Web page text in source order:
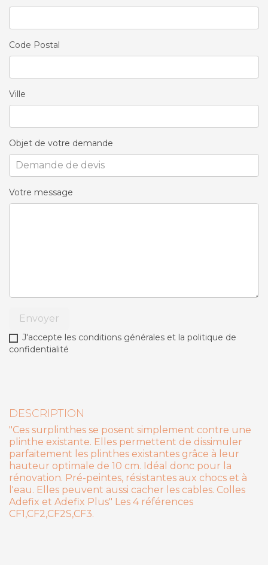
Code Postal
Ville
Objet de votre demande
Votre message
Envoyer
J'accepte les conditions générales et la politique de
confidentialité
DESCRIPTION
"Ces surplinthes se posent simplement contre une
plinthe existante. Elles permettent de dissimuler
parfaitement les plinthes existantes grâce à leur
hauteur optimale de 10 cm. Idéal donc pour la
rénovation. Pré-peintes, résistantes aux chocs et à
l'eau. Elles peuvent aussi cacher les cables. Colles
Adefix et Adefix Plus" Les 4 références
CF1,CF2,CF2S,CF3.